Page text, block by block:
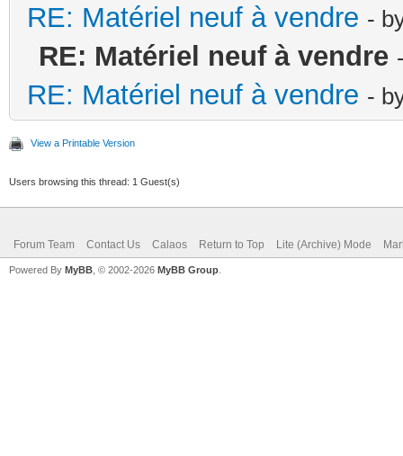
RE: Matériel neuf à vendre -
RE: Matériel neuf à vendre
RE: Matériel neuf à vendre -
View a Printable Version
Users browsing this thread: 1 Guest(s)
Forum Team Contact Us Calaos Return to Top Lite (Archive) Mode
Powered By MyBB , © 2002-2026 MyBB Group